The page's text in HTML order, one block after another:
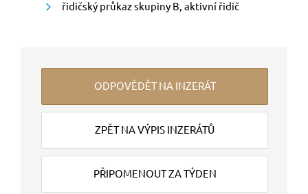
řidičský průkaz skupiny B, aktivní řidič
ODPOVĚDĚT NA INZERÁT
ZPĚT NA VÝPIS INZERÁTŮ
PŘIPOMENOUT ZA TÝDEN